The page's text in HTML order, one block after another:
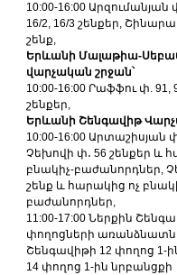
10:00-16:00 Արզումանյան
16/2, 16/3 շենքեր,
շենք,
Երևանի Մալաթիա-
վարչական շրջան՝
10:00-16:00 Րաֆֆու փ. 91,
շենքեր,
Երևանի Շենգավիթ
10:00-16:00 Արտաշիսյան
Չեխովի փ․ 56 շենքեր և
բնակիչ-բաժանորդներ,
շենք և հարակից ոչ
բաժանորդներ,
11:00-17:00 Ներքին
փողոցների
Շենգավիթի 12 փողոց 1-
14 փողոց 1-ին նրբանցքի